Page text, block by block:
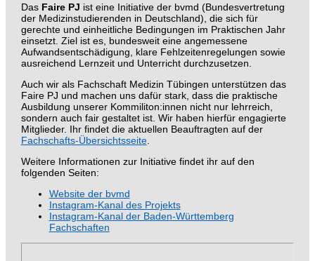
Das Faire PJ ist eine Initiative der bvmd (Bundesvertretung
der Medizinstudierenden in Deutschland), die sich für
gerechte und einheitliche Bedingungen im Praktischen Jahr
einsetzt. Ziel ist es, bundesweit eine angemessene
Aufwandsentschädigung, klare Fehlzeitenregelungen sowie
ausreichend Lernzeit und Unterricht durchzusetzen.
Auch wir als Fachschaft Medizin Tübingen unterstützen das
Faire PJ und machen uns dafür stark, dass die praktische
Ausbildung unserer Kommiliton:innen nicht nur lehrreich,
sondern auch fair gestaltet ist. Wir haben hierfür engagierte
Mitglieder. Ihr findet die aktuellen Beauftragten auf der
Fachschafts-Übersichtsseite.
Weitere Informationen zur Initiative findet ihr auf den
folgenden Seiten:
Website der bvmd
Instagram-Kanal des Projekts
Instagram-Kanal der Baden-Württemberg
Fachschaften